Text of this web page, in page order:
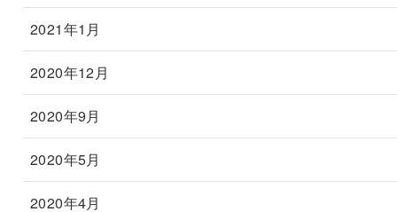
2021年1月
2020年12月
2020年9月
2020年5月
2020年4月